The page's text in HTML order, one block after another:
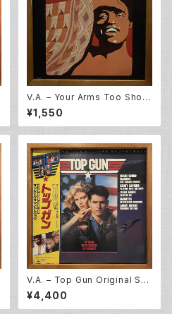
V.A. – Your Arms Too Short
To Box With God [Original
Broadway Cast] (LP)
¥1,550
V.A. – Top Gun Original So
undtrack (LP)
¥4,400